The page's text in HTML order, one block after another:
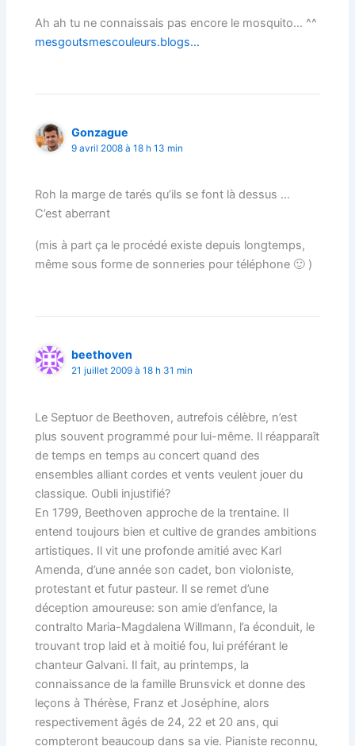
Ah ah tu ne connaissais pas encore le mosquito… ^^
mesgoutsmescouleurs.blogs…
Gonzague
9 avril 2008 à 18 h 13 min
Roh la marge de tarés qu’ils se font là dessus …
C’est aberrant
(mis à part ça le procédé existe depuis longtemps,
même sous forme de sonneries pour téléphone 🙂 )
beethoven
21 juillet 2009 à 18 h 31 min
Le Septuor de Beethoven, autrefois célèbre, n’est
plus souvent programmé pour lui-même. Il réapparaît
de temps en temps au concert quand des
ensembles alliant cordes et vents veulent jouer du
classique. Oubli injustifié?
En 1799, Beethoven approche de la trentaine. Il
entend toujours bien et cultive de grandes ambitions
artistiques. Il vit une profonde amitié avec Karl
Amenda, d’une année son cadet, bon violoniste,
protestant et futur pasteur. Il se remet d’une
déception amoureuse: son amie d’enfance, la
contralto Maria-Magdalena Willmann, l’a éconduit, le
trouvant trop laid et à moitié fou, lui préférant le
chanteur Galvani. Il fait, au printemps, la
connaissance de la famille Brunsvick et donne des
leçons à Thérèse, Franz et Joséphine, alors
respectivement âgés de 24, 22 et 20 ans, qui
compteront beaucoup dans sa vie. Pianiste reconnu,